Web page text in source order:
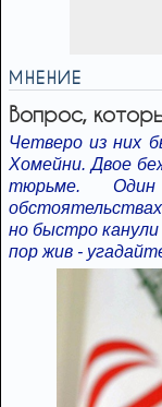
МНЕНИЕ
Вопрос,
Четверо из них
Хомейни. Двое
тюрьме. Один
но быстро канули
пор жив -